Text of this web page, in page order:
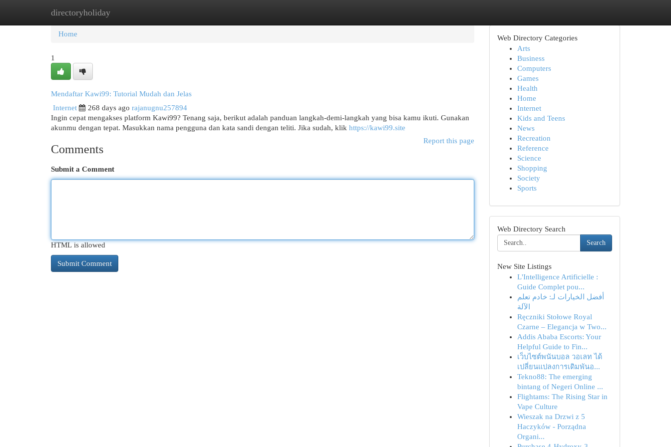
directoryholiday
Home New Site Listings
Home
1
Mendaftar Kawi99: Tutorial Mudah dan Jelas
Internet
268 days ago rajanugnu257894
Ingin cepat mengakses platform Kawi99? Tenang saja, berikut adalah panduan langkah-demi-langkah yang bisa kamu ikuti. Gunakan
akunmu dengan tepat. Masukkan nama pengguna dan kata sandi dengan teliti. Jika sudah, klik https://kawi99.site
Report this page
Comments
Submit a Comment
HTML is allowed
Web Directory Categories
Arts
Business
Computers
Games
Health
Home
Internet
Kids and Teens
News
Recreation
Reference
Science
Shopping
Society
Sports
Web Directory Search
Search
New Site Listings
L'Intelligence Artificielle :
Guide Complet pou...
أفضل الخيارات لـ: خادم تعلم
الآلة
Ręczniki Stołowe Royal
Czarne – Elegancja w Two...
Addis Ababa Escorts: Your
Helpful Guide to Fin...
เว็บไซต์พนันบอล วอเลท ได้
เปลี่ยนแปลงการเดิมพันอ...
Tekno88: The emerging
bintang of Negeri Online ...
Flightams: The Rising Star in
Vape Culture
Wieszak na Drzwi z 5
Haczyków - Porządna
Organi...